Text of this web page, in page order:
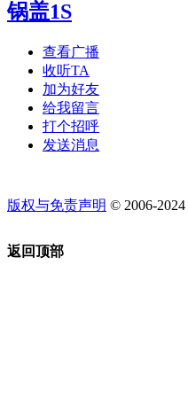
锅盖1S
查看广播
收听TA
加为好友
给我留言
打个招呼
发送消息
版权与免责声明 © 2006-2024
返回顶部